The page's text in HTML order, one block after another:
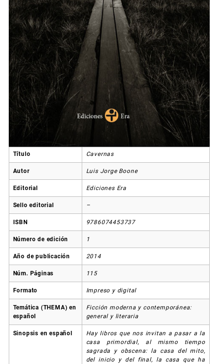
Título Cavernas
Autor Luis Jorge Boone
Editorial Ediciones Era
Sello editorial –
ISBN 9786074453737
Número de edición 1
Año de publicación 2014
Núm. Páginas 115
Formato Impreso y digital
Temática (THEMA) en
español
Ficción moderna y contemporánea:
general y literaria
Sinopsis en español
Hay libros que nos invitan a pasar a la
casa primordial, al mismo tiempo
sagrada y obscena: la casa del mito,
del inicio y del final, la casa que ha